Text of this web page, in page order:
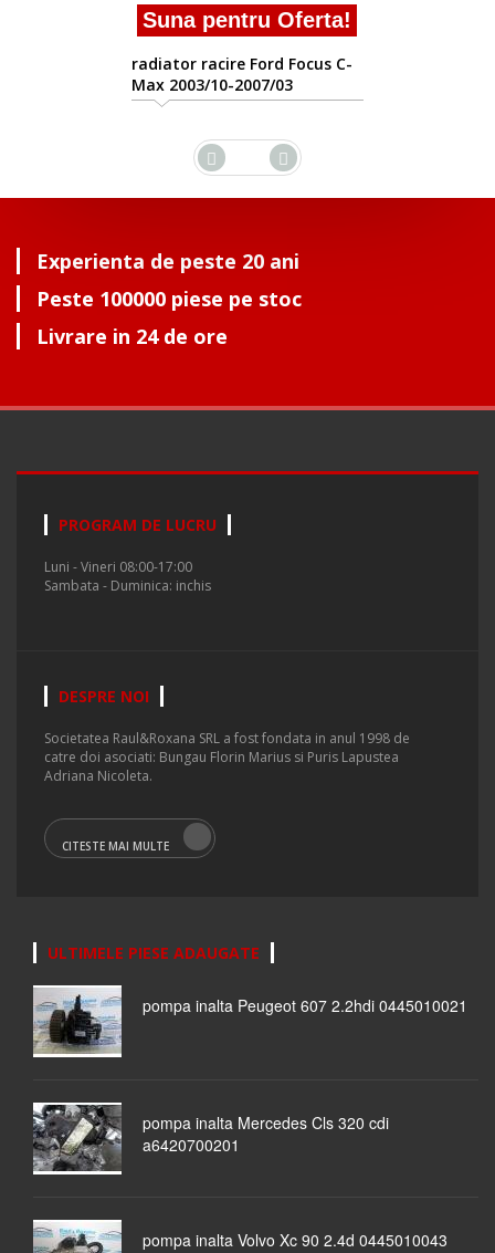
Suna pentru Oferta!
radiator racire Ford Focus C-
Max 2003/10-2007/03
Experienta de peste 20 ani
Peste 100000 piese pe stoc
Livrare in 24 de ore
PROGRAM DE LUCRU
Luni - Vineri 08:00-17:00
Sambata - Duminica: inchis
DESPRE NOI
Societatea Raul&Roxana SRL a fost fondata in anul 1998 de
catre doi asociati: Bungau Florin Marius si Puris Lapustea
Adriana Nicoleta.
CITESTE MAI MULTE
ULTIMELE PIESE ADAUGATE
pompa inalta Peugeot 607 2.2hdi 0445010021
pompa inalta Mercedes Cls 320 cdi
a6420700201
pompa inalta Volvo Xc 90 2.4d 0445010043